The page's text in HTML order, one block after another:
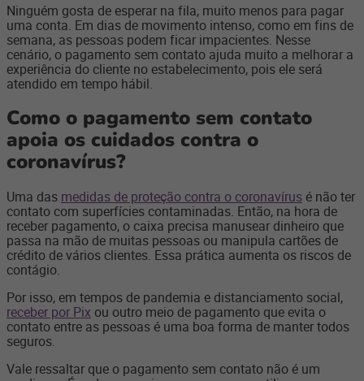
Ninguém gosta de esperar na fila, muito menos para pagar
uma conta. Em dias de movimento intenso, como em fins de
semana, as pessoas podem ficar impacientes. Nesse
cenário, o pagamento sem contato ajuda muito a melhorar a
experiência do cliente no estabelecimento, pois ele será
atendido em tempo hábil.
Como o pagamento sem contato
apoia os cuidados contra o
coronavírus?
Uma das medidas de proteção contra o coronavírus é não ter
contato com superfícies contaminadas. Então, na hora de
receber pagamento, o caixa precisa manusear dinheiro que
passa na mão de muitas pessoas ou manipula cartões de
crédito de vários clientes. Essa prática aumenta os riscos de
contágio.
Por isso, em tempos de pandemia e distanciamento social,
receber por Pix ou outro meio de pagamento que evita o
contato entre as pessoas é uma boa forma de manter todos
seguros.
Vale ressaltar que o pagamento sem contato não é um